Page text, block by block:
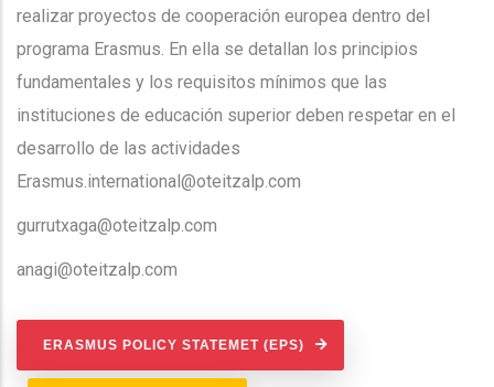
realizar proyectos de cooperación europea dentro del
programa Erasmus. En ella se detallan los principios
fundamentales y los requisitos mínimos que las
instituciones de educación superior deben respetar en el
desarrollo de las actividades
Erasmus.international@oteitzalp.com
gurrutxaga@oteitzalp.com
anagi@oteitzalp.com
ERASMUS POLICY STATEMET (EPS)